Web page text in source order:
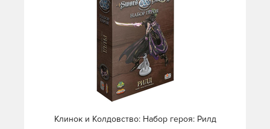
Клинок и Колдовство: Набор героя: Рилд